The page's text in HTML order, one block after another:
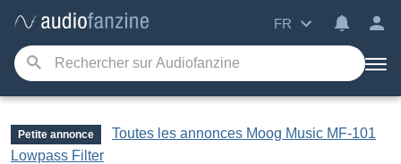
FR
Petite annonce
Toutes les annonces Moog Music MF-101
Lowpass Filter